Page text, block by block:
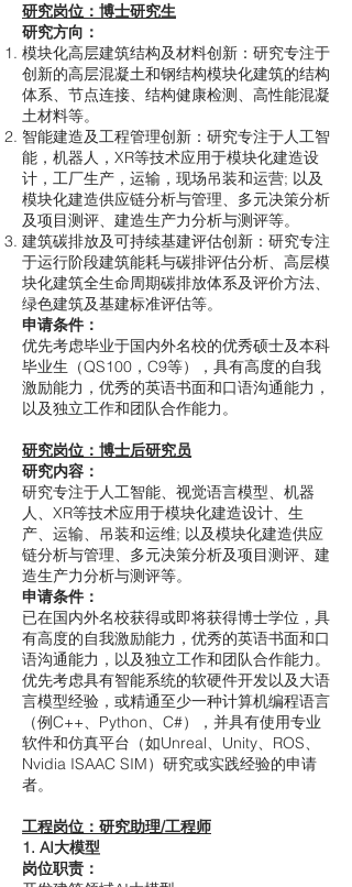
研究岗位：博士研究生
研究方向：
模块化高层建筑结构及材料创新：研究专注于
创新的高层混凝土和钢结构模块化建筑的结构
体系、节点连接、结构健康检测、高性能混凝
土材料等。
智能建造及工程管理创新：研究专注于人工智
能，机器人，XR等技术应用于模块化建造设
计，工厂生产，运输，现场吊装和运营; 以及
模块化建造供应链分析与管理、多元决策分析
及项目测评、建造生产力分析与测评等。
建筑碳排放及可持续基建评估创新：研究专注
于运行阶段建筑能耗与碳排评估分析、高层模
块化建筑全生命周期碳排放体系及评价方法、
绿色建筑及基建标准评估等。
申请条件：
优先考虑毕业于国内外名校的优秀硕士及本科
毕业生（QS100，C9等），具有高度的自我
激励能力，优秀的英语书面和口语沟通能力，
以及独立工作和团队合作能力。
研究岗位：博士后研究员
研究内容：
研究专注于人工智能、视觉语言模型、机器
人、XR等技术应用于模块化建造设计、生
产、运输、吊装和运维; 以及模块化建造供应
链分析与管理、多元决策分析及项目测评、建
造生产力分析与测评等。
申请条件：
已在国内外名校获得或即将获得博士学位，具
有高度的自我激励能力，优秀的英语书面和口
语沟通能力，以及独立工作和团队合作能力。
优先考虑具有智能系统的软硬件开发以及大语
言模型经验，或精通至少一种计算机编程语言
（例C++、Python、C#），并具有使用专业
软件和仿真平台（如Unreal、Unity、ROS、
Nvidia ISAAC SIM）研究或实践经验的申请
者。
工程岗位：研究助理/工程师
1. AI大模型
岗位职责：